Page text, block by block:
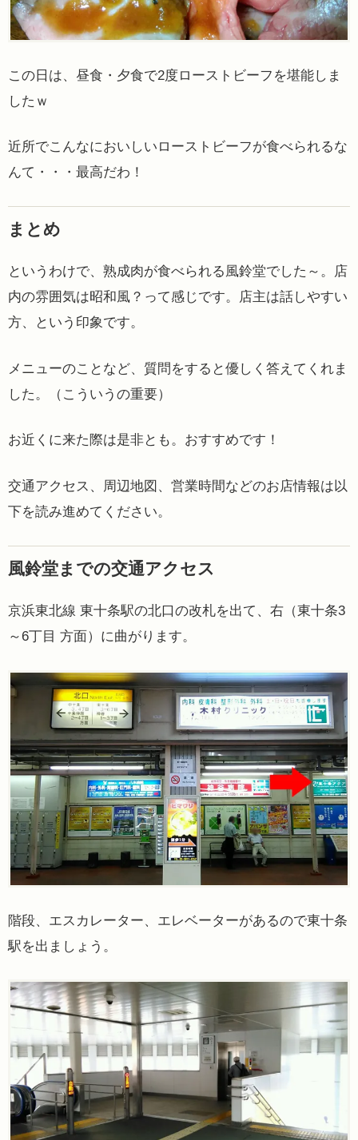
この日は、昼食・夕食で2度ローストビーフを堪能しま
したｗ
近所でこんなにおいしいローストビーフが食べられるな
んて・・・最高だわ！
まとめ
というわけで、熟成肉が食べられる風鈴堂でした～。店
内の雰囲気は昭和風？って感じです。店主は話しやすい
方、という印象です。
メニューのことなど、質問をすると優しく答えてくれま
した。（こういうの重要）
お近くに来た際は是非とも。おすすめです！
交通アクセス、周辺地図、営業時間などのお店情報は以
下を読み進めてください。
風鈴堂までの交通アクセス
京浜東北線 東十条駅の北口の改札を出て、右（東十条3
～6丁目 方面）に曲がります。
階段、エスカレーター、エレベーターがあるので東十条
駅を出ましょう。